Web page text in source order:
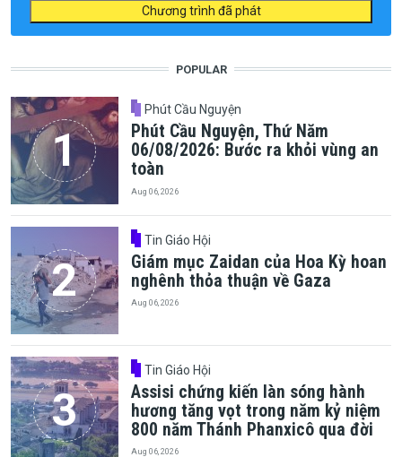
Chương trình đã phát
POPULAR
Phút Cầu Nguyện
Phút Cầu Nguyện, Thứ Năm
06/08/2026: Bước ra khỏi vùng an
toàn
Aug 06, 2026
Tin Giáo Hội
Giám mục Zaidan của Hoa Kỳ hoan
nghênh thỏa thuận về Gaza
Aug 06, 2026
Tin Giáo Hội
Assisi chứng kiến làn sóng hành
hương tăng vọt trong năm kỷ niệm
800 năm Thánh Phanxicô qua đời
Aug 06, 2026